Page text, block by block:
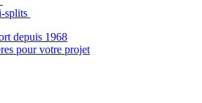
splits
depuis 1968
pour votre projet